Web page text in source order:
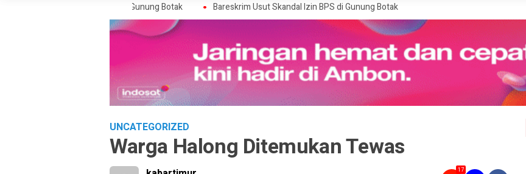
Usut Skandal Izin BPS di Gunung Botak Bareskrim Usut Skandal Izin BPS di Gunung Botak
UNCATEGORIZED
Warga Halong Ditemukan Tewas
17